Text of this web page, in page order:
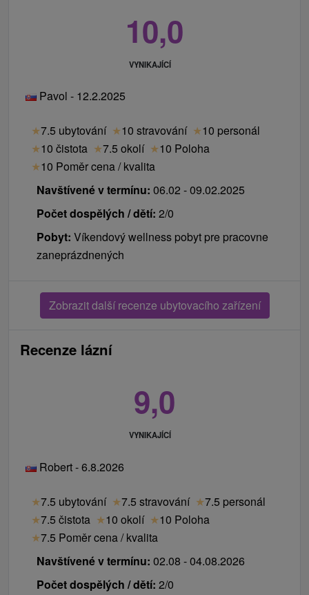
10,0
VYNIKAJÍCÍ
Pavol - 12.2.2025
★7.5 ubytování ★10 stravování ★10 personál
★10 čistota ★7.5 okolí ★10 Poloha
★10 Poměr cena / kvalita
Navštívené v termínu: 06.02 - 09.02.2025
Počet dospělých / dětí: 2/0
Pobyt: Víkendový wellness pobyt pre pracovne
zaneprázdnených
Zobrazit další recenze ubytovacího zařízení
Recenze lázní
9,0
VYNIKAJÍCÍ
Robert - 6.8.2026
★7.5 ubytování ★7.5 stravování ★7.5 personál
★7.5 čistota ★10 okolí ★10 Poloha
★7.5 Poměr cena / kvalita
Navštívené v termínu: 02.08 - 04.08.2026
Počet dospělých / dětí: 2/0